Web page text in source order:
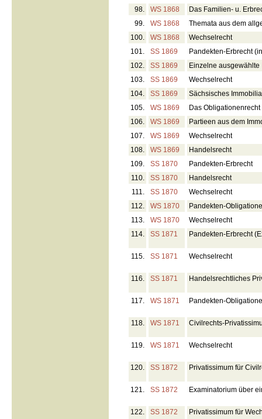
98.
WS 1868
Das Familien- u.
99.
WS 1868
Themata aus dem
100.
WS 1868
Wechselrecht
101.
SS 1869
Pandekten-Erbrecht
102.
SS 1869
Einzelne
103.
SS 1869
Wechselrecht
104.
SS 1869
Sächsisches
105.
WS 1869
Das
106.
WS 1869
Partieen aus dem
107.
WS 1869
Wechselrecht
108.
WS 1869
Handelsrecht
109.
SS 1870
Pandekten-Erbrecht
110.
SS 1870
Handelsrecht
111.
SS 1870
Wechselrecht
112.
WS 1870
Pandekten-
113.
WS 1870
Wechselrecht
114.
SS 1871 Pandekten-Erbrecht
115. SS 1871 Wechselrecht
116. SS 1871 Handelsrechtliches
117. WS 1871 Pandekten-
118. WS 1871 Civilrechts-
119. WS 1871 Wechselrecht
120. SS 1872 Privatissimum für
121. SS 1872 Examinatorium über
122. SS 1872 Privatissimum für